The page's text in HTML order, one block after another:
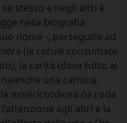
stesso e negli altri è
nella biografia
nome -, perseguito ad
(le rotule consumate
la carità (dava tutto ai
una camicia
misericordiosa (la coda
agli altri e la